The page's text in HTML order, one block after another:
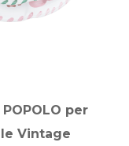
per
Vintage